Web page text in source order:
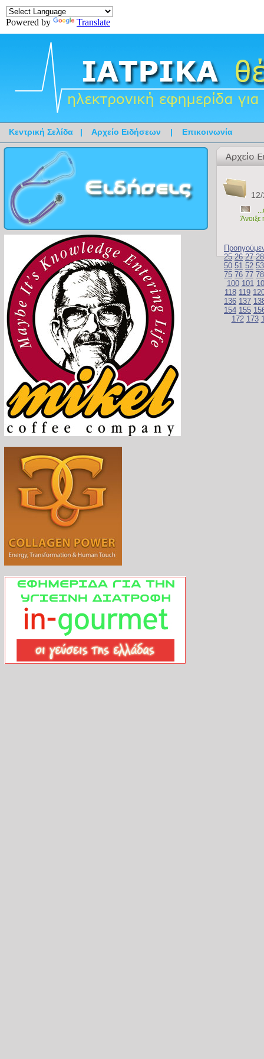
Powered by Translate
Κεντρική Σελίδα | Αρχείο Ειδήσεων | Επικοινωνία
Άνοιξε
25 26 27 28
50 51 52 53
75 76 77 78
100 101
118 119
136 137
154 155
172 173